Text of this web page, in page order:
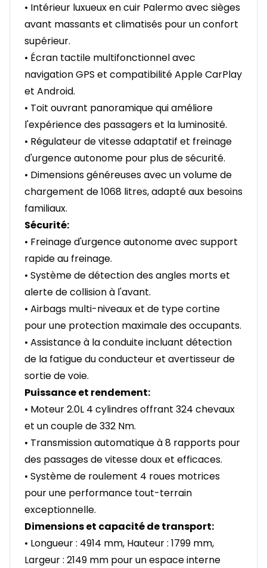
• Intérieur luxueux en cuir Palermo avec sièges
avant massants et climatisés pour un confort
supérieur.
• Écran tactile multifonctionnel avec
navigation GPS et compatibilité Apple CarPlay
et Android.
• Toit ouvrant panoramique qui améliore
l'expérience des passagers et la luminosité.
• Régulateur de vitesse adaptatif et freinage
d'urgence autonome pour plus de sécurité.
• Dimensions généreuses avec un volume de
chargement de 1068 litres, adapté aux besoins
familiaux.
Sécurité:
• Freinage d'urgence autonome avec support
rapide au freinage.
• Système de détection des angles morts et
alerte de collision à l'avant.
• Airbags multi-niveaux et de type cortine
pour une protection maximale des occupants.
• Assistance à la conduite incluant détection
de la fatigue du conducteur et avertisseur de
sortie de voie.
Puissance et rendement:
• Moteur 2.0L 4 cylindres offrant 324 chevaux
et un couple de 332 Nm.
• Transmission automatique à 8 rapports pour
des passages de vitesse doux et efficaces.
• Système de roulement 4 roues motrices
pour une performance tout-terrain
exceptionnelle.
Dimensions et capacité de transport:
• Longueur : 4914 mm, Hauteur : 1799 mm,
Largeur : 2149 mm pour un espace interne